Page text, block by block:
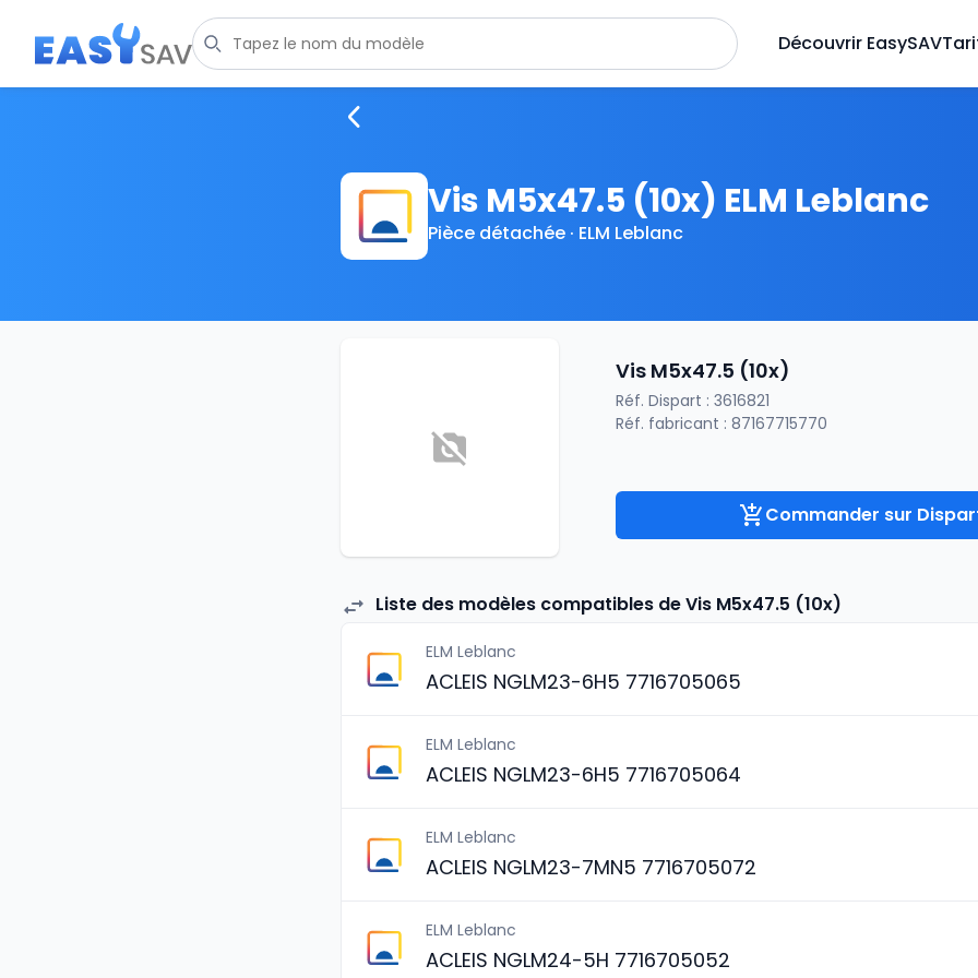
Découvrir EasySAV
Vis M5x47.5 (10x) ELM Leblanc
Pièce détachée · ELM Leblanc
Vis M5x47.5 (10x)
Réf. Dispart : 3616821
Réf. fabricant : 87167715770
Commander sur
Liste des modèles compatibles de Vis M5x47.5 (10x)
ELM Leblanc
ACLEIS NGLM23-6H5 7716705065
ELM Leblanc
ACLEIS NGLM23-6H5 7716705064
ELM Leblanc
ACLEIS NGLM23-7MN5 7716705072
ELM Leblanc
ACLEIS NGLM24-5H 7716705052